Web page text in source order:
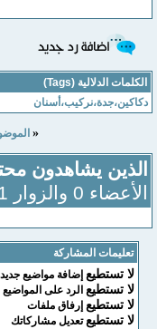
الكلمات الدلالية (Tags)
دكاكين،جدة،نركيب،أسنان
«
الذين يشاهدون
الأعضاء 0 والزوار 1)
تعليمات المشاركة
لا تستطيعإضافة مواضيع جديدة
لا تستطيعالرد على المواضيع
لا تستطيعإرفاق ملفات
لا تستطيعتعديل مشاركاتك